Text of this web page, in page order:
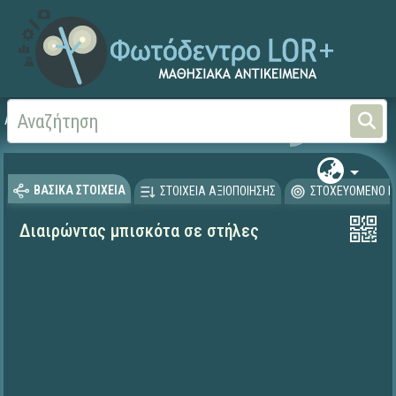
Αρχική
ΒΑΣΙΚΑ ΣΤΟΙΧΕΙΑ ΣΤΟΙΧΕΙΑ ΑΞΙΟΠΟΙΗΣΗΣ ΣΤΟΧΕΥΟΜΕΝΟ
Διαιρώντας μπισκότα σε στήλες